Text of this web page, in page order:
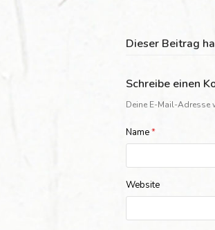
Dieser Beitrag
Schreibe einen
Deine E-Mail-Adresse
Name*
Website